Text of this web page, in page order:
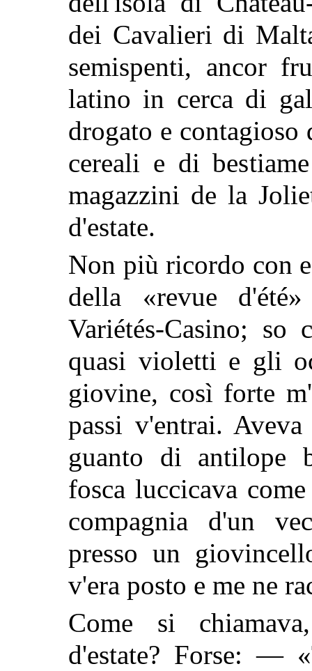
dei Cavalieri di
semispenti, ancor
latino in cerca di
drogato e
cereali e di
magazzini de la
d'estate.
Non più ricordo con
della «revue
Variétés-Casino;
quasi violetti e gli
giovine, così forte
passi v'entrai.
guanto di antilope
fosca luccicava
compagnia d'un
presso un
v'era posto e me ne
Come si
d'estate? Forse: —